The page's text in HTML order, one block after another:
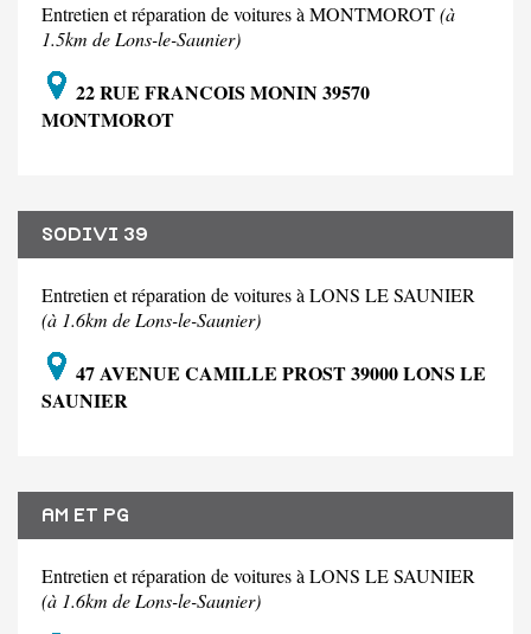
Entretien et réparation de voitures à MONTMOROT(à
1.5km de Lons-le-Saunier)
22 RUE FRANCOIS MONIN 39570
MONTMOROT
SODIVI 39
Entretien et réparation de voitures à LONS LE SAUNIER
(à 1.6km de Lons-le-Saunier)
47 AVENUE CAMILLE PROST 39000 LONS LE
SAUNIER
AM ET PG
Entretien et réparation de voitures à LONS LE SAUNIER
(à 1.6km de Lons-le-Saunier)